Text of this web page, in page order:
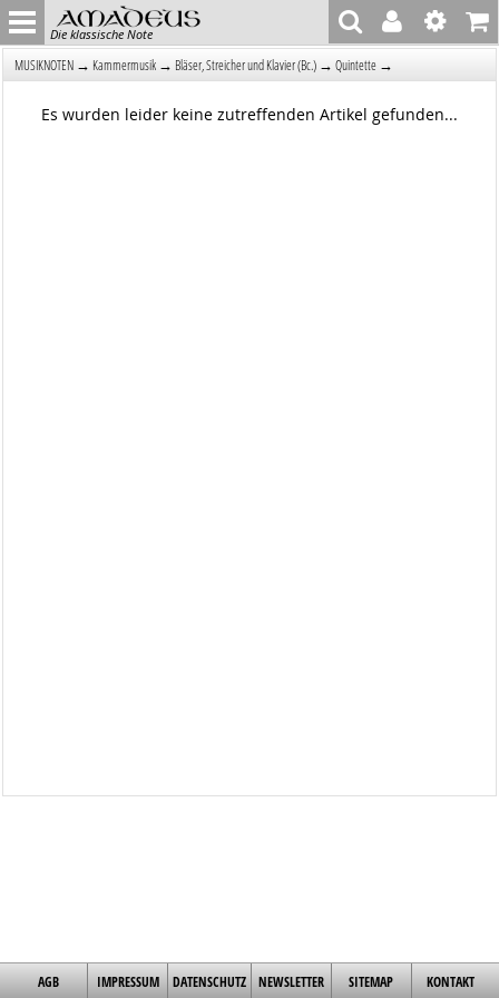
Die klassische Note
MUSIKNOTEN → Kammermusik → Bläser, Streicher und Klavier (Bc.) → Quintette →
Es wurden leider keine zutreffenden Artikel gefunden...
AGB IMPRESSUM DATENSCHUTZ NEWSLETTER SITEMAP KONTAKT